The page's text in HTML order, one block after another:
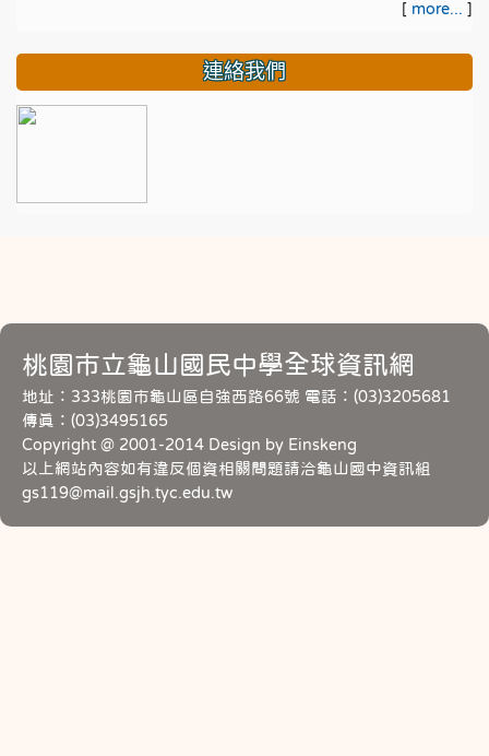
[ more... ]
連絡我們
桃園市立龜山國民中學全球資訊網
地址：333桃園市龜山區自強西路66號 電話：(03)3205681
傳真：(03)3495165
Copyright @ 2001-2014 Design by Einskeng
以上網站內容如有違反個資相關問題請洽龜山國中資訊組
gs119@mail.gsjh.tyc.edu.tw